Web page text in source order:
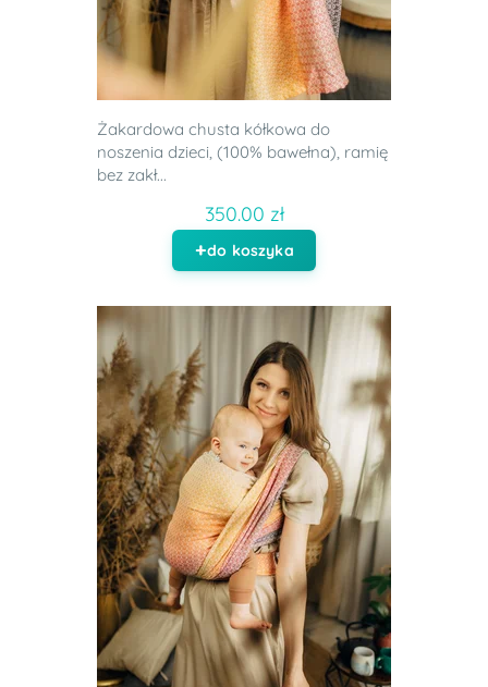
Żakardowa chusta kółkowa do
noszenia dzieci, (100% bawełna), ramię
bez zakł...
350.00 zł
do koszyka